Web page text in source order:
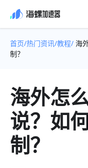
首页/热门资讯/教程/ 海
制？
海外怎
说？如
制？